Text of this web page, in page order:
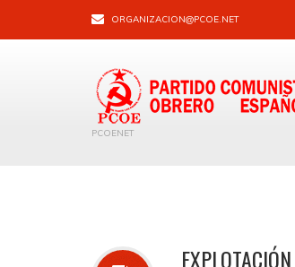
ORGANIZACION@PCOE.NET
PCOENET